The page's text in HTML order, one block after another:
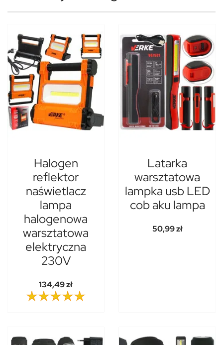
Halogen
reflektor
naświetlacz
lampa
halogenowa
warsztatowa
elektryczna
230V
134,49 zł
Latarka
warsztatowa
lampka usb LED
cob aku lampa
50,99 zł